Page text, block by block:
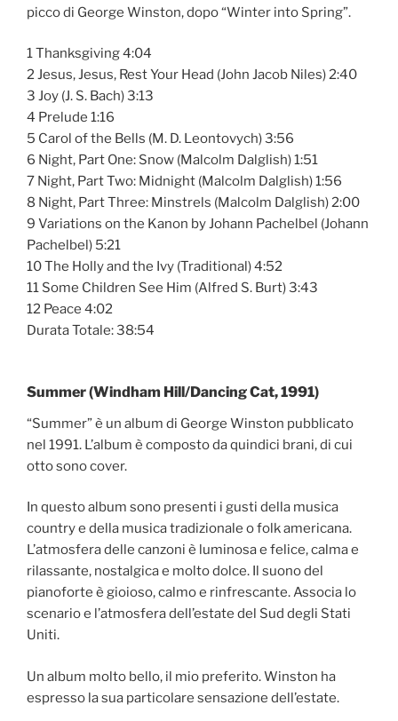
picco di George Winston, dopo “Winter into Spring”.
1 Thanksgiving 4:04
2 Jesus, Jesus, Rest Your Head (John Jacob Niles) 2:40
3 Joy (J. S. Bach) 3:13
4 Prelude 1:16
5 Carol of the Bells (M. D. Leontovych) 3:56
6 Night, Part One: Snow (Malcolm Dalglish) 1:51
7 Night, Part Two: Midnight (Malcolm Dalglish) 1:56
8 Night, Part Three: Minstrels (Malcolm Dalglish) 2:00
9 Variations on the Kanon by Johann Pachelbel (Johann
Pachelbel) 5:21
10 The Holly and the Ivy (Traditional) 4:52
11 Some Children See Him (Alfred S. Burt) 3:43
12 Peace 4:02
Durata Totale: 38:54
Summer (Windham Hill/Dancing Cat, 1991)
“Summer” è un album di George Winston pubblicato
nel 1991. L’album è composto da quindici brani, di cui
otto sono cover.
In questo album sono presenti i gusti della musica
country e della musica tradizionale o folk americana.
L’atmosfera delle canzoni è luminosa e felice, calma e
rilassante, nostalgica e molto dolce. Il suono del
pianoforte è gioioso, calmo e rinfrescante. Associa lo
scenario e l’atmosfera dell’estate del Sud degli Stati
Uniti.
Un album molto bello, il mio preferito. Winston ha
espresso la sua particolare sensazione dell’estate.